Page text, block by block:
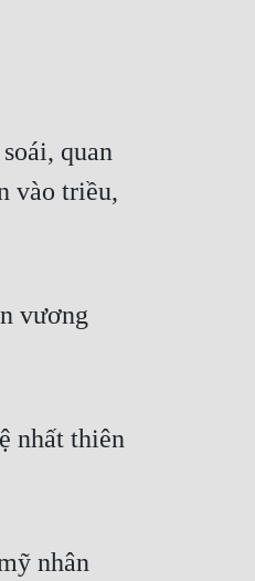
quan
vào triều,
vương
nhất thiên
nhân